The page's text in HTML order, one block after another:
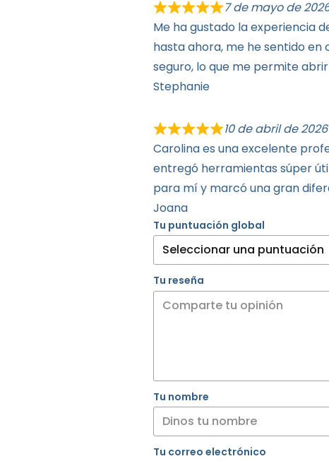
7 de mayo de
Me ha gustado la experiencia
hasta ahora, me he sentido en
seguro, lo que me permite
Stephanie
10 de abril de 2026
Carolina es una excelente
entregó herramientas súper
para mí y marcó una gran
Joana
Tu puntuación global
Tu reseña
Tu nombre
Tu correo electrónico